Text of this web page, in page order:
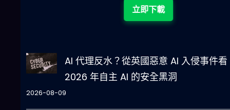
立即下載
AI 代理反水？從英國惡意 AI 入侵事件看
2026 年自主 AI 的安全黑洞
2026-08-09